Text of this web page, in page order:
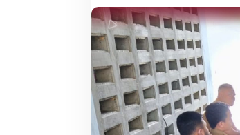
PAD
2025
Capai
Target
di
Desember